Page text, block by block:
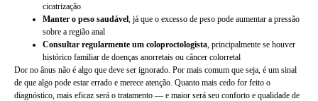
cicatrização
Manter o peso saudável , já que o excesso de peso pode aumentar a pressão
sobre a região anal
Consultar regularmente um coloproctologista , principalmente se houver
histórico familiar de doenças anorretais ou câncer colorretal
Dor no ânus não é algo que deve ser ignorado. Por mais comum que seja, é um sinal
de que algo pode estar errado e merece atenção. Quanto mais cedo for feito o
diagnóstico, mais eficaz será o tratamento — e maior será seu conforto e qualidade de